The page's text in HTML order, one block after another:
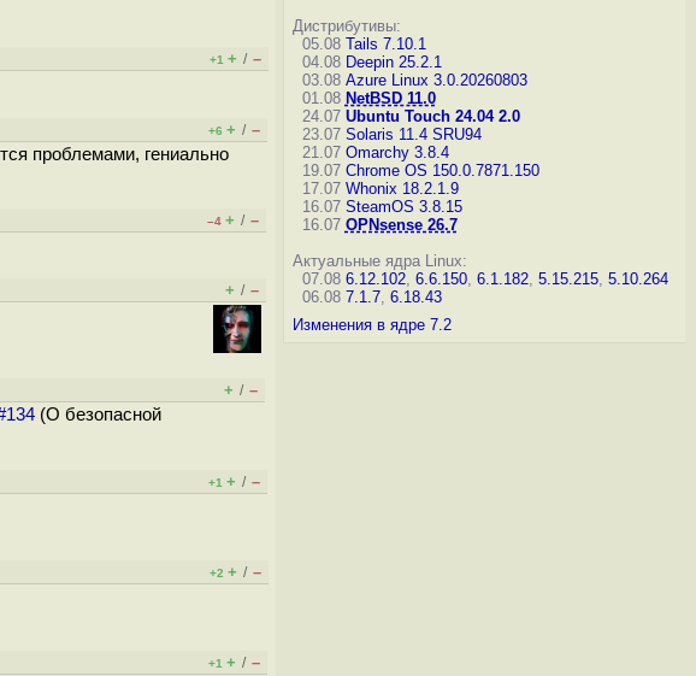
+1 + / –
+6 + / –
проблемами, гениально
–4 + / –
+ / –
+ / –
(О безопасной
+1 + / –
+2 + / –
+1 + / –
Дистрибутивы:
05.08 Tails 7.10.1
04.08 Deepin 25.2.1
03.08 Azure Linux 3.0.20260803
01.08 NetBSD 11.0
24.07 Ubuntu Touch 24.04 2.0
23.07 Solaris 11.4 SRU94
21.07 Omarchy 3.8.4
19.07 Chrome OS 150.0.7871.150
17.07 Whonix 18.2.1.9
16.07 SteamOS 3.8.15
16.07 OPNsense 26.7
Актуальные ядра Linux:
07.08 6.12.102, 6.6.150, 6.1.182, 5.15.215, 5.10.264
06.08 7.1.7, 6.18.43
Изменения в ядре 7.2